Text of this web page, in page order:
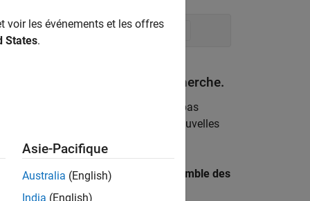
logiciels Rédaction technique
à vos critères de recherche.
. Si malgré tout vous ne trouvez pas
pour vous tenir au courant des nouvelles
par lieu pour trouver l’ensemble des
voir les événements et les offres
States.
Asie-Pacifique
Australia (English)
India (English)